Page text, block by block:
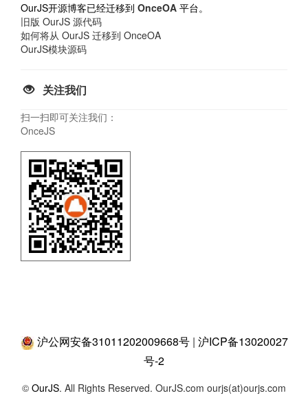
OurJS开源博客已经迁移到 OnceOA 平台。
旧版 OurJS 源代码
如何将从 OurJS 迁移到 OnceOA
OurJS模块源码
关注我们
扫一扫即可关注我们：
OnceJS
沪公网安备31011202009668号| 沪ICP备13020027
号-2
© OurJS. All Rights Reserved. OurJS.com ourjs(at)ourjs.com